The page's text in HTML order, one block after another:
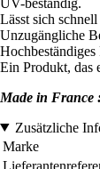
Lässt sich
Unzugängliche
Ein Produkt, das
Made in France
Zusätzliche
Marke